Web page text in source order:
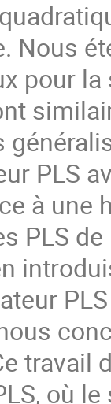
Nous
pour la
PLS
à une
PLS
travail
où